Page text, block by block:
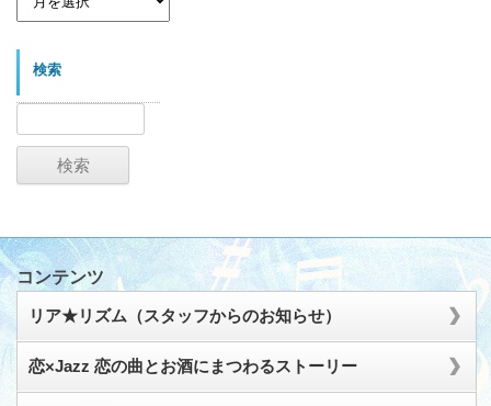
カ
検索
検
コンテンツ
リア★リズム（スタッフからのお知らせ）
恋×Jazz 恋の曲とお酒にまつわるストーリー